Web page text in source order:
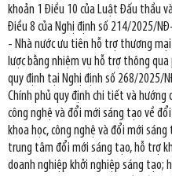
khoản 1 Điều 10 của Luật Đấu thầu
Điều 8 của Nghị định số 214/2025/
- Nhà nước ưu tiên hỗ trợ thương
lược bằng nhiệm vụ hỗ trợ thông
quy định tại Nghị định số 268/2025/
Chính phủ quy định chi tiết và hướng
công nghệ và đổi mới sáng tạo về
khoa học, công nghệ và đổi mới
trung tâm đổi mới sáng tạo, hỗ trợ
doanh nghiệp khởi nghiệp sáng tạo;